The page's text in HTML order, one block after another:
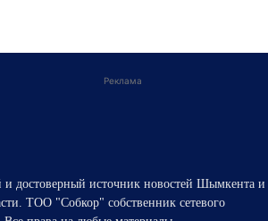
Реклама
достоверный источник новостей Шымкента и
ТОО "Собкор" собственник сетевого